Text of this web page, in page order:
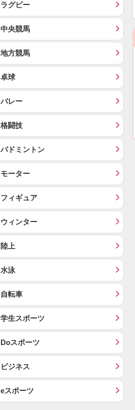
ラグビー
中央競馬
地方競馬
卓球
バレー
格闘技
バドミントン
モーター
フィギュア
ウィンター
陸上
水泳
自転車
学生スポーツ
Doスポーツ
ビジネス
eスポーツ